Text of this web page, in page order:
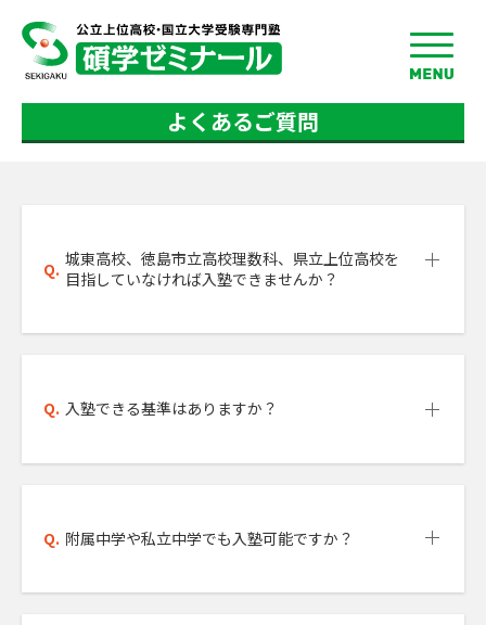
toggle
menu
よくあるご質問
Q. 城東高校、徳島市立高校理数科、県立上位高校を
目指していなければ入塾できませんか？
Q. 入塾できる基準はありますか？
Q. 附属中学や私立中学でも入塾可能ですか？